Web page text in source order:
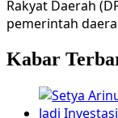
Rakyat Daerah
pemerintah
Kabar